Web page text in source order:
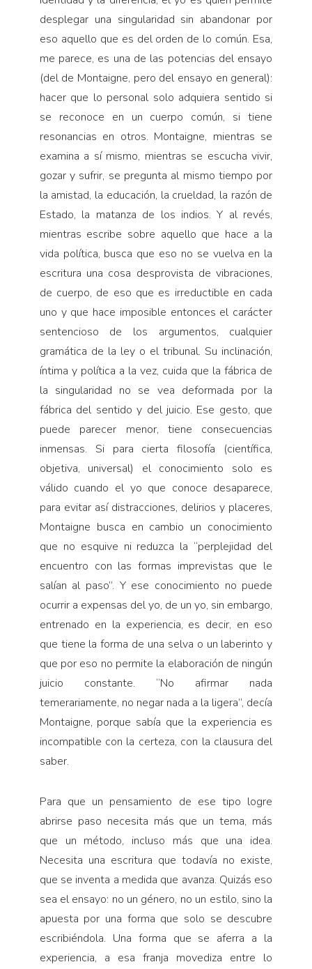
desplegar una singularidad sin abandonar por
eso aquello que es del orden de lo común. Esa,
me parece, es una de las potencias del ensayo
(del de Montaigne, pero del ensayo en general):
hacer que lo personal solo adquiera sentido si
se reconoce en un cuerpo común, si tiene
resonancias en otros. Montaigne, mientras se
examina a sí mismo, mientras se escucha vivir,
gozar y sufrir, se pregunta al mismo tiempo por
la amistad, la educación, la crueldad, la razón de
Estado, la matanza de los indios. Y al revés,
mientras escribe sobre aquello que hace a la
vida política, busca que eso no se vuelva en la
escritura una cosa desprovista de vibraciones,
de cuerpo, de eso que es irreductible en cada
uno y que hace imposible entonces el carácter
sentencioso de los argumentos, cualquier
gramática de la ley o el tribunal. Su inclinación,
íntima y política a la vez, cuida que la fábrica de
la singularidad no se vea deformada por la
fábrica del sentido y del juicio. Ese gesto, que
puede parecer menor, tiene consecuencias
inmensas. Si para cierta filosofía (científica,
objetiva, universal) el conocimiento solo es
válido cuando el yo que conoce desaparece,
para evitar así distracciones, delirios y placeres,
Montaigne busca en cambio un conocimiento
que no esquive ni reduzca la “perplejidad del
encuentro con las formas imprevistas que le
salían al paso”. Y ese conocimiento no puede
ocurrir a expensas del yo, de un yo, sin embargo,
entrenado en la experiencia, es decir, en eso
que tiene la forma de una selva o un laberinto y
que por eso no permite la elaboración de ningún
juicio constante. “No afirmar nada
temerariamente, no negar nada a la ligera”, decía
Montaigne, porque sabía que la experiencia es
incompatible con la certeza, con la clausura del
saber.
Para que un pensamiento de ese tipo logre
abrirse paso necesita más que un tema, más
que un método, incluso más que una idea.
Necesita una escritura que todavía no existe,
que se inventa a medida que avanza. Quizás eso
sea el ensayo: no un género, no un estilo, sino la
apuesta por una forma que solo se descubre
escribiéndola. Una forma que se aferra a la
experiencia, a esa franja movediza entre lo